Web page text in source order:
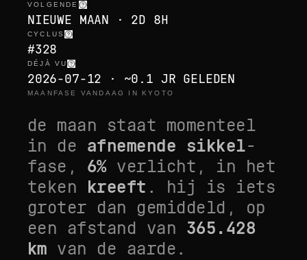
VOLGENDE
NIEUWE MAAN · 2D 8H
CYCLUS
#328
DÉJÀ VU
2026-07-12 · ~0.1 JR GELEDEN
MAANFASE VANDAAG IN KYOTO
de maan staat momenteel
in de afnemende sikkel-
fase, 6%verlicht, in het
teken kreeft . hij is iets
groter dan gemiddeld , op
een afstand van 365.428
km van de aarde.